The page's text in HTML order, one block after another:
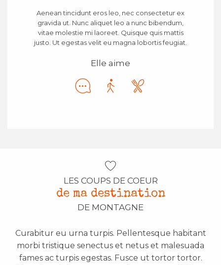
Aenean tincidunt eros leo, nec consectetur ex
gravida ut. Nunc aliquet leo a nunc bibendum,
vitae molestie mi laoreet. Quisque quis mattis
justo. Ut egestas velit eu magna lobortis feugiat.
Elle aime
LES COUPS DE COEUR
de ma destination
DE MONTAGNE
Curabitur eu urna turpis. Pellentesque habitant
morbi tristique senectus et netus et malesuada
fames ac turpis egestas. Fusce ut tortor tortor.